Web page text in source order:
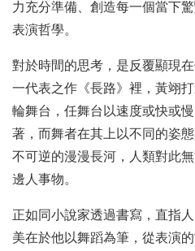
力充分準備、創造每一個當下
表演哲學。
對於時間的思考，是反覆顯現
一代表之作《長路》裡，黃翊
輪舞台，任舞台以速度或快或
著，而舞者在其上以不同的姿
不可逆的漫漫長河，人類對此
邊人事物。
正如同小說家透過書寫，直指
美在於他以舞蹈為筆，從表演